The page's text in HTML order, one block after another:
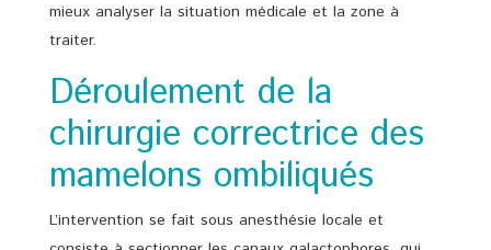
mieux analyser la situation médicale et la zone à
traiter.
Déroulement de la
chirurgie correctrice des
mamelons ombiliqués
L’intervention se fait sous anesthésie locale et